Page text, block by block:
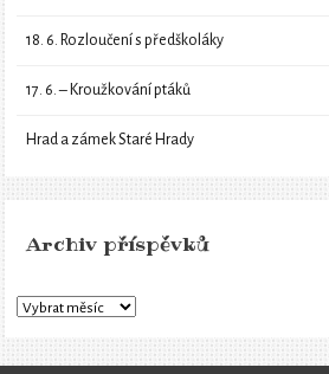
18. 6. Rozloučení s předškoláky
17. 6. – Kroužkování ptáků
Hrad a zámek Staré Hrady
Archiv příspěvků